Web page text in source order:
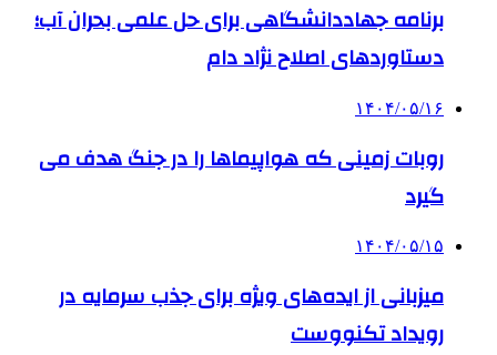
برنامه جهاددانشگاهی برای حل علمی بحران آب؛
دستاوردهای اصلاح نژاد دام
۱۴۰۴/۰۵/۱۶
روبات زمینی که هواپیماها را در جنگ هدف می
گیرد
۱۴۰۴/۰۵/۱۵
میزبانی از ایده‌های ویژه برای جذب سرمایه در
رویداد تکنووست